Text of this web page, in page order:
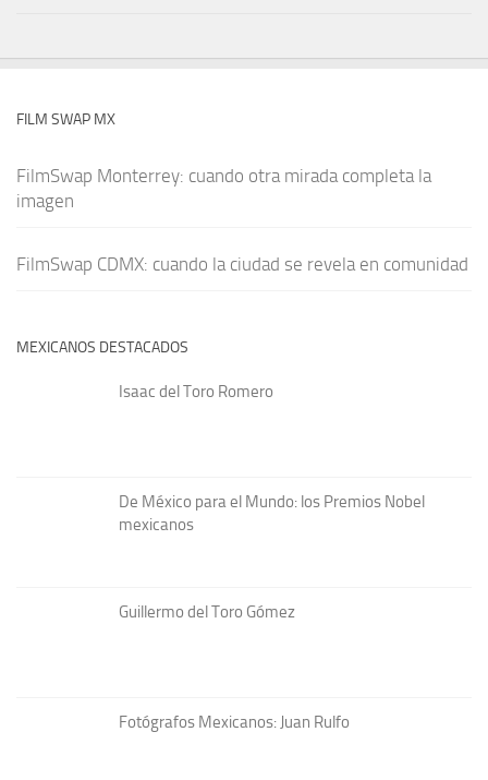
FILM SWAP MX
FilmSwap Monterrey: cuando otra mirada completa la
imagen
FilmSwap CDMX: cuando la ciudad se revela en comunidad
MEXICANOS DESTACADOS
Isaac del Toro Romero
De México para el Mundo: los Premios Nobel
mexicanos
Guillermo del Toro Gómez
Fotógrafos Mexicanos: Juan Rulfo